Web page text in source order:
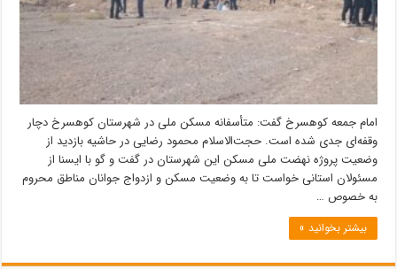
امام جمعه کوهسرخ گفت: متأسفانه مسکن ملی در شهرستان کوهسرخ دچار
وقفه‌ای جدی شده است. حجت‌الاسلام محمود رضایی در حاشیه بازدید از
وضعیت پروژه نهضت ملی مسکن این شهرستان در گفت و گو با ایسنا از
مسئولان استانی خواست تا به وضعیت مسکن و ازدواج جوانان مناطق محروم
به خصوص …
بیشتر بخوانید »